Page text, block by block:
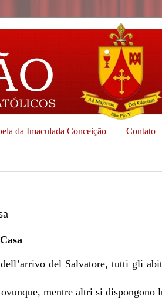
da Imaculada Conceição Contato
del Salvatore, tutti gli
mentre altri si dispongono